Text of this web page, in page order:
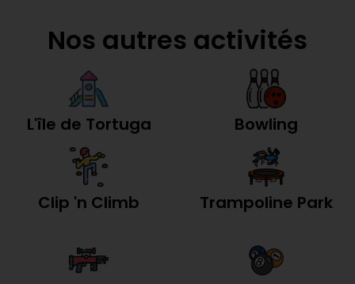
Nos autres activités
L'île de Tortuga Bowling
Clip 'n Climb Trampoline Park